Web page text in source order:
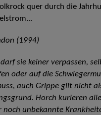
quer durch die
(1994)
sie keiner verpassen,
oder auf die
auch Grippe gilt nicht
Horch kurieren
noch unbekannte